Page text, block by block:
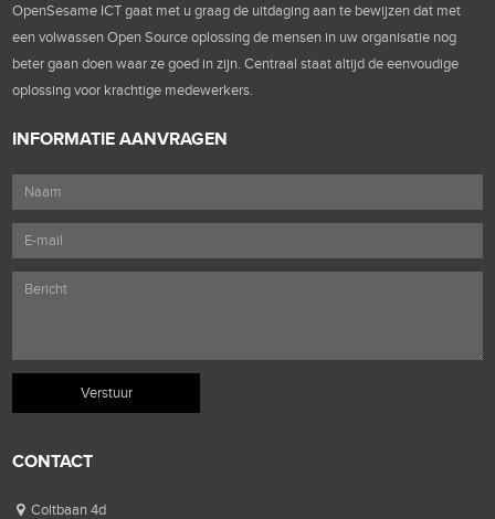
OpenSesame ICT gaat met u graag de uitdaging aan te bewijzen dat met
een volwassen Open Source oplossing de mensen in uw organisatie nog
beter gaan doen waar ze goed in zijn. Centraal staat altijd de eenvoudige
oplossing voor krachtige medewerkers.
INFORMATIE AANVRAGEN
CONTACT
Coltbaan 4d